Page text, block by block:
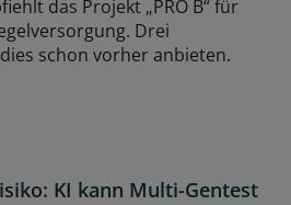
das Projekt „PRO B“ für
Drei
schon vorher anbieten.
KI kann Multi-Gentest